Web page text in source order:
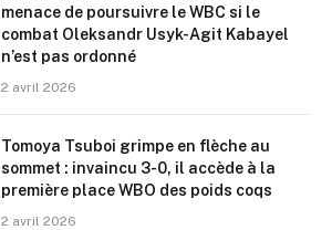
menace de poursuivre le WBC si le
combat Oleksandr Usyk-Agit Kabayel
n’est pas ordonné
2 avril 2026
Tomoya Tsuboi grimpe en flèche au
sommet : invaincu 3-0, il accède à la
première place WBO des poids coqs
2 avril 2026